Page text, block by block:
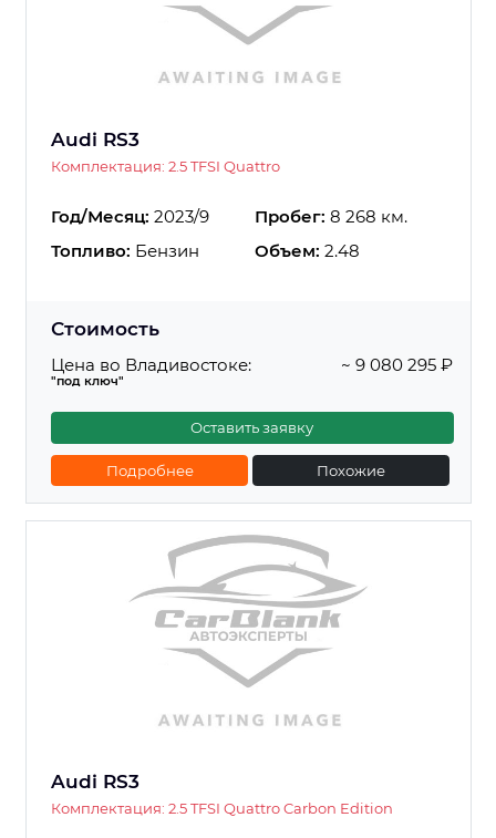
Audi RS3
Комплектация: 2.5 TFSI Quattro
Год/Месяц: 2023/9 Пробег: 8 268 км.
Топливо: Бензин Объем: 2.48
Стоимость
Цена во Владивостоке:
"под ключ"
~ 9 080 295 ₽
Оставить заявку
Подробнее Похожие
Audi RS3
Комплектация: 2.5 TFSI Quattro Carbon Edition